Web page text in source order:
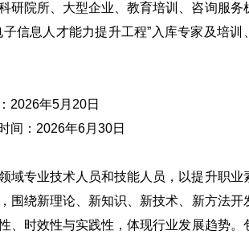
研院所、大型企业、教育培训、咨询服务
子信息人才能力提升工程”入库专家及培训
2026年5月20日
间：2026年6月30日
域专业技术人员和技能人员，以提升职业
围绕新理论、新知识、新技术、新方法开
、时效性与实践性，体现行业发展趋势。